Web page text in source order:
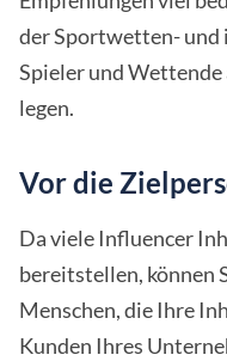
der Sportwetten- und
Spieler und
legen.
Vor die
Da viele Influencer
bereitstellen, können
Menschen, die Ihre
Kunden Ihres